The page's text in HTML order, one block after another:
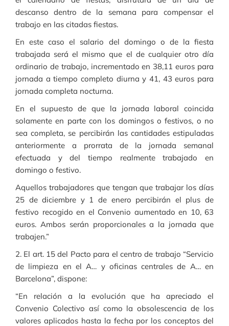
descanso dentro de la semana para compensar el
trabajo en las citadas fiestas.
En este caso el salario del domingo o de la fiesta
trabajada será el mismo que el de cualquier otro día
ordinario de trabajo, incrementado en 38,11 euros para
jornada a tiempo completo diurna y 41, 43 euros para
jornada completa nocturna.
En el supuesto de que la jornada laboral coincida
solamente en parte con los domingos o festivos, o no
sea completa, se percibirán las cantidades estipuladas
anteriormente a prorrata de la jornada semanal
efectuada y del tiempo realmente trabajado en
domingo o festivo.
Aquellos trabajadores que tengan que trabajar los días
25 de diciembre y 1 de enero percibirán el plus de
festivo recogido en el Convenio aumentado en 10, 63
euros. Ambos serán proporcionales a la jornada que
trabajen.”
2. El art. 15 del Pacto para el centro de trabajo “Servicio
de limpieza en el A… y oficinas centrales de A… en
Barcelona”, dispone:
“En relación a la evolución que ha apreciado el
Convenio Colectivo así como la obsolescencia de los
valores aplicados hasta la fecha por los conceptos del